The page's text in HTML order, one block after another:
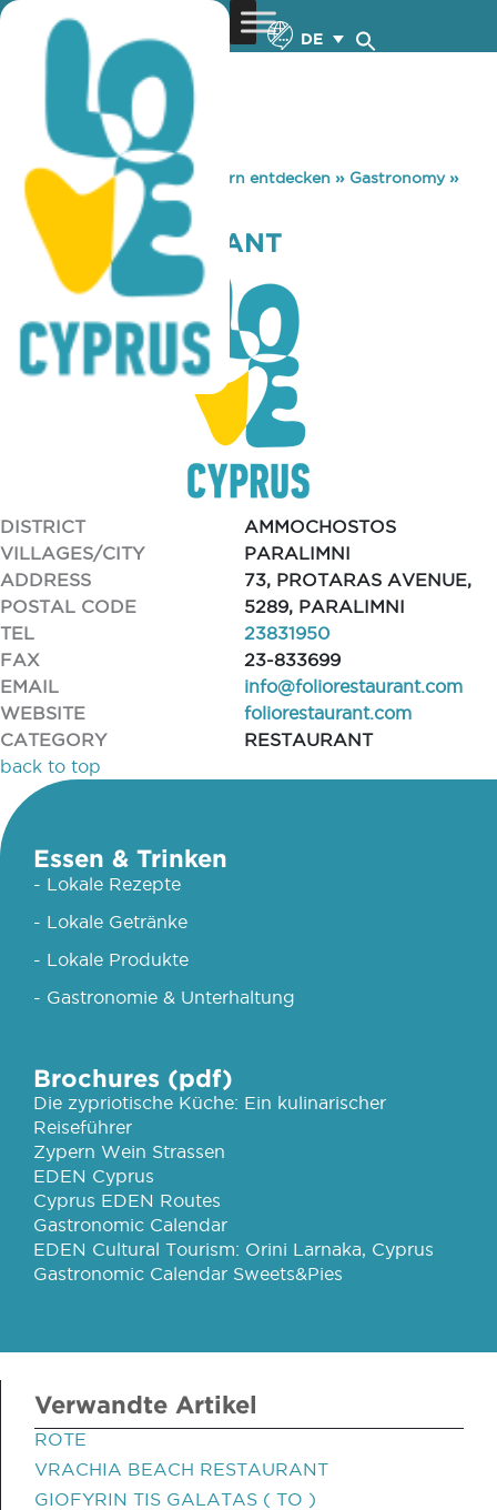
DE
You are here: Home »Zypern entdecken » Gastronomy»
FOLIO RESTAURANT
FOLIO RESTAURANT
DISTRICT
AMMOCHOSTOS
VILLAGES/CITY
PARALIMNI
ADDRESS
73, PROTARAS AVENUE,
POSTAL CODE
5289, PARALIMNI
TEL
23831950
FAX
23-833699
EMAIL
info@foliorestaurant.com
WEBSITE
foliorestaurant.com
CATEGORY
RESTAURANT
back to top
Essen & Trinken
- Lokale Rezepte
- Lokale Getränke
- Lokale Produkte
- Gastronomie & Unterhaltung
Brochures (pdf)
Die zypriotische Küche: Ein kulinarischer
Reiseführer
Zypern Wein Strassen
EDEN Cyprus
Cyprus EDEN Routes
Gastronomic Calendar
EDEN Cultural Tourism: Orini Larnaka, Cyprus
Gastronomic Calendar Sweets&Pies
Verwandte Artikel
ROTE
VRACHIA BEACH RESTAURANT
GIOFYRIN TIS GALATAS ( TO )